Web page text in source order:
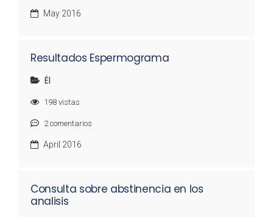
May 2016
Resultados Espermograma
Él
198 vistas
2comentarios
April 2016
Consulta sobre abstinencia en los
analisis